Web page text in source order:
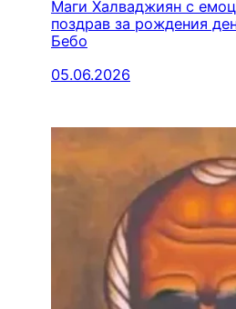
Маги Халваджиян с
поздрав за рождения
Бебо
05.06.2026